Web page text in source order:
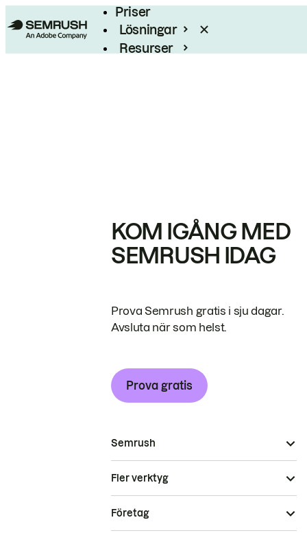
Priser
Lösningar
Resurser
KOM IGÅNG MED
SEMRUSH IDAG
Prova Semrush gratis i sju dagar.
Avsluta när som helst.
Prova gratis
Semrush
Fler verktyg
Företag